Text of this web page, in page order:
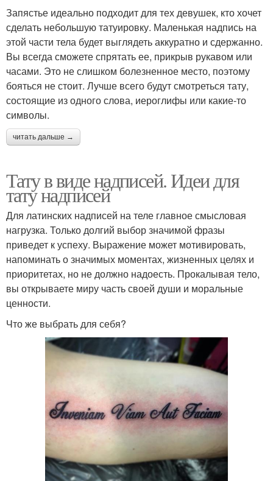
Запястье идеально подходит для тех девушек, кто хочет
сделать небольшую татуировку. Маленькая надпись на
этой части тела будет выглядеть аккуратно и сдержанно.
Вы всегда сможете спрятать ее, прикрыв рукавом или
часами. Это не слишком болезненное место, поэтому
бояться не стоит. Лучше всего будут смотреться тату,
состоящие из одного слова, иероглифы или какие-то
символы.
читать дальше →
Тату в виде надписей. Идеи для
тату надписей
Для латинских надписей на теле главное смысловая
нагрузка. Только долгий выбор значимой фразы
приведет к успеху. Выражение может мотивировать,
напоминать о значимых моментах, жизненных целях и
приоритетах, но не должно надоесть. Прокалывая тело,
вы открываете миру часть своей души и моральные
ценности.
Что же выбрать для себя?